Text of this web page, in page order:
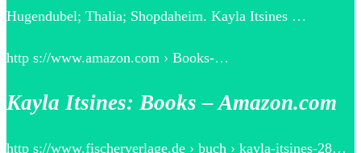
Hugendubel; Thalia; Shopdaheim. Kayla Itsines …
http s://www.amazon.com › Books-…
Kayla Itsines: Books – Amazon.com
http s://www.fischerverlage.de › buch › kayla-itsines-28…